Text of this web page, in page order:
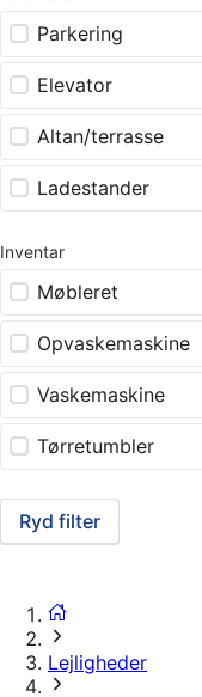
Parkering
Elevator
Altan/terrasse
Ladestander
Inventar
Møbleret
Opvaskemaskine
Vaskemaskine
Tørretumbler
Ryd filter
Lejligheder